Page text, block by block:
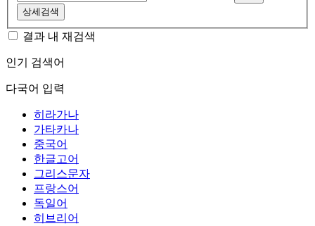
상세검색
결과 내 재검색
인기 검색어
다국어 입력
히라가나
가타카나
중국어
한글고어
그리스문자
프랑스어
독일어
히브리어